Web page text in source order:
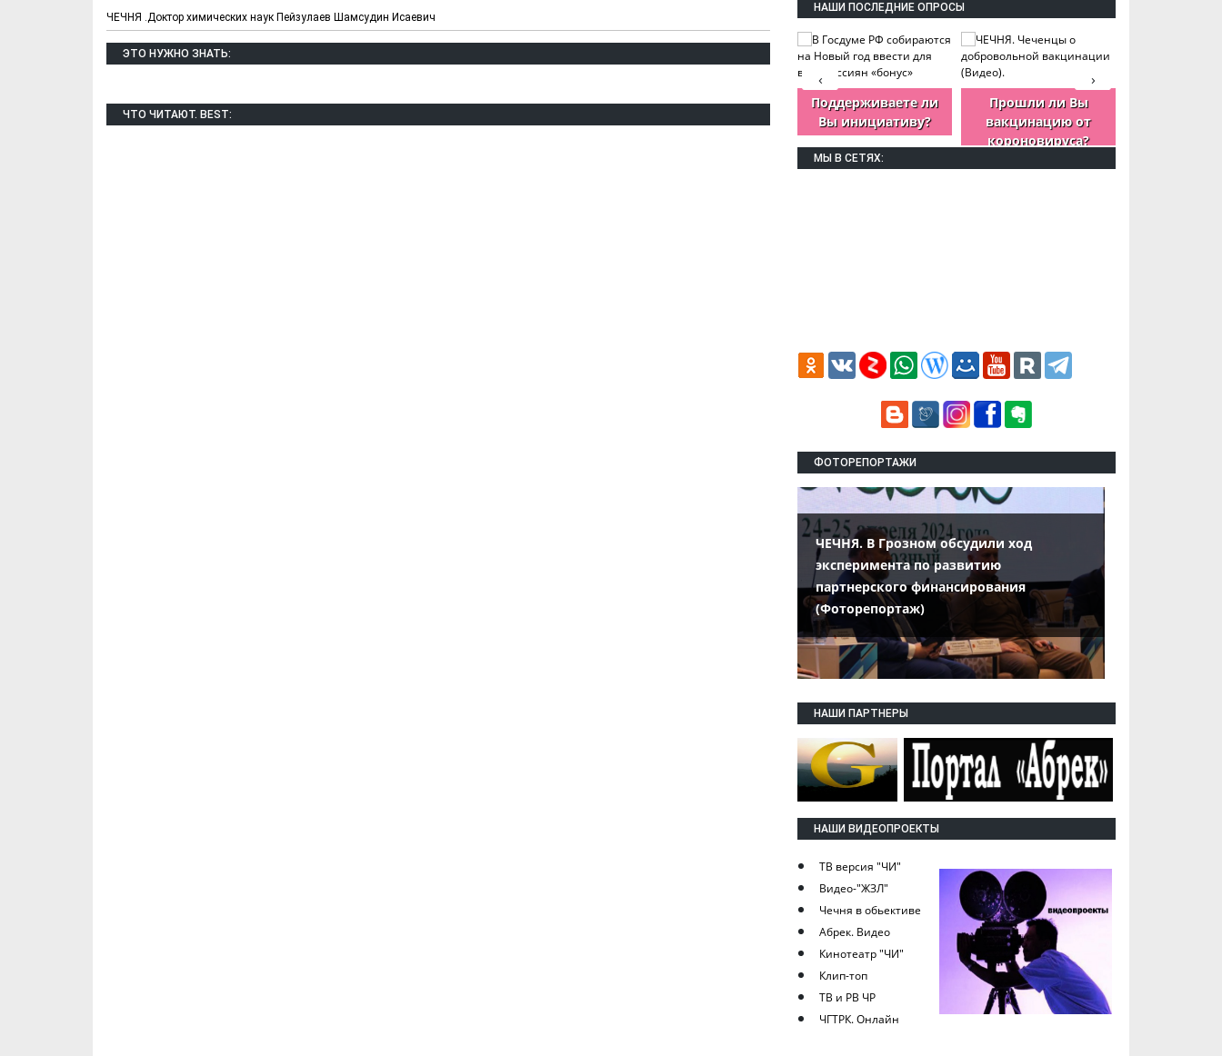
ЧЕЧНЯ .Доктор химических наук Пейзулаев Шамсудин Исаевич
ЭТО НУЖНО ЗНАТЬ:
ЧТО ЧИТАЮТ. BEST:
НАШИ ПОСЛЕДНИЕ ОПРОСЫ
Хотели бы Вы
переехать в другой
Выбираем дизайн
формы ФК "Ахмат"
Одобряете ли вы
антитабачный
Нужна ли "хартия
ответственного
Поддерживаете ли
Вы инициативу?
Прошли ли Вы
вакцинацию от
короновируса?
›
‹
МЫ В СЕТЯХ:
ФОТОРЕПОРТАЖИ
ЧЕЧНЯ. В Грозном обсудили ход
эксперимента по развитию
партнерского финансирования
(Фоторепортаж)
НАШИ ПАРТНЕРЫ
НАШИ ВИДЕОПРОЕКТЫ
ТВ версия "ЧИ"
Видео-"ЖЗЛ"
Чечня в обьективе
Абрек. Видео
Кинотеатр "ЧИ"
Клип-топ
ТВ и РВ ЧР
ЧГТРК. Онлайн